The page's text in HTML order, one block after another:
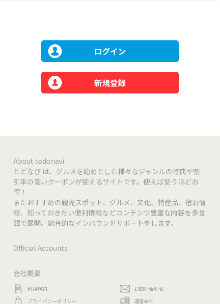
ログイン
新規登録
About todonavi
とどなび は、グルメを始めとした様々なジャンルの特典や割
引率の高いクーポンが使えるサイトです。使えば使うほどお
得！
またおすすめの観光スポット、グルメ、文化、特産品、宿泊情
報、知っておきたい便利情報などコンテンツ豊富な内容を多言
語で展開。総合的なインバウンドサポートをします。
Official Accounts
会社概要
利用規約
プライバシーポリシー
お問い合わせ
運営会社